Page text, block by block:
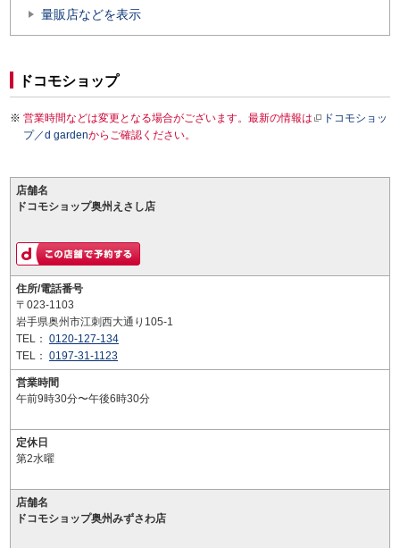
量販店などを表示
ドコモショップ
営業時間などは変更となる場合がございます。最新の情報は
ドコモショッ
プ／d gardenからご確認ください。
店舗名
ドコモショップ奥州えさし店
住所/電話番号
〒023-1103
岩手県奥州市江刺西大通り105-1
TEL： 0120-127-134
TEL： 0197-31-1123
営業時間
午前9時30分〜午後6時30分
定休日
第2水曜
店舗名
ドコモショップ奥州みずさわ店